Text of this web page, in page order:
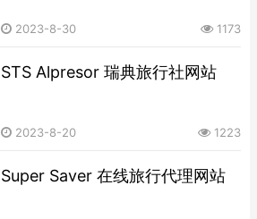
2023-8-30 1173
STS Alpresor 瑞典旅行社网站
2023-8-20 1223
Super Saver 在线旅行代理网站